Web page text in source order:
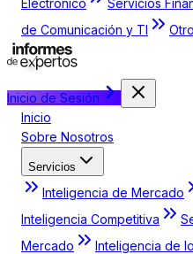
Electrónico
Servicios
de Comunicación y TI
Inicio de Sesión
Inicio
Sobre Nosotros
Servicios
Inteligencia de Mercado
Inteligencia Competitiva
Mercado
Inteligencia de